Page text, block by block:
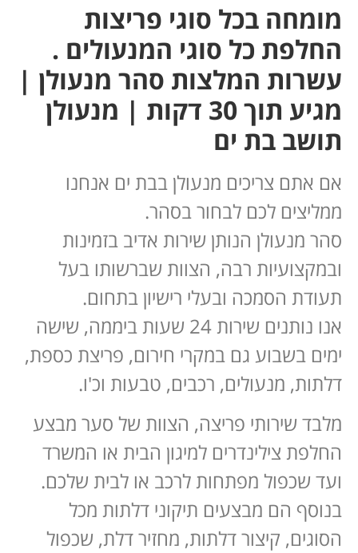
מומחה בכל סוגי פריצות
החלפת כל סוגי המנעולים .
עשרות המלצות סהר מנעולן |
מגיע תוך 30 דקות | מנעולן
תושב בת ים
אם אתם צריכים מנעולן בבת ים אנחנו
ממליצים לכם לבחור בסהר.
סהר מנעולן הנותן שירות אדיב בזמינות
ובמקצועיות רבה, הצוות שברשותו בעל
תעודת הסמכה ובעלי רישיון בתחום.
אנו נותנים שירות 24 שעות ביממה, שישה
ימים בשבוע גם במקרי חירום, פריצת כספת,
דלתות, מנעולים, רכבים, טבעות וכ'ו.
מלבד שירותי פריצה, הצוות של סער מבצע
החלפת צילינדרים למיגון הבית או המשרד
ועד שכפול מפתחות לרכב או לבית שלכם.
בנוסף הם מבצעים תיקוני דלתות מכל
הסוגים, קיצור דלתות, מחזיר דלת, שכפול